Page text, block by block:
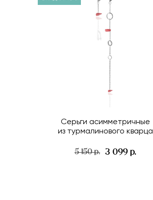
Серьги асимметричные
из турмалинового кварца
5 150 р. 3 099 р.